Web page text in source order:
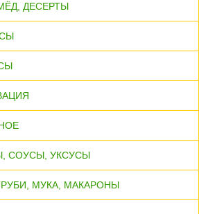
ДЕСЕРТЫ
СОУСЫ, УКСУСЫ
МУКА, МАКАРОНЫ